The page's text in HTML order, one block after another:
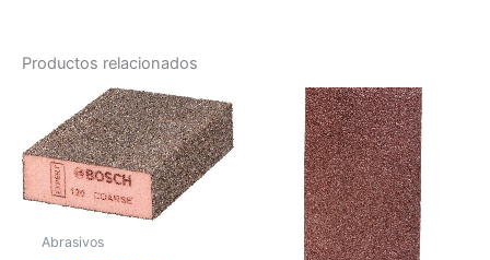
Productos relacionados
Abrasivos